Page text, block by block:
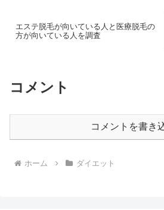
エステ脱毛が向いている人と医療脱毛の
方が向いている人を調査
コメント
コメントを書き
ホーム ダイエット